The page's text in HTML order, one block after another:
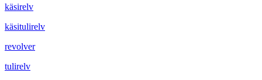
käsirelv
käsitulirelv
revolver
tulirelv